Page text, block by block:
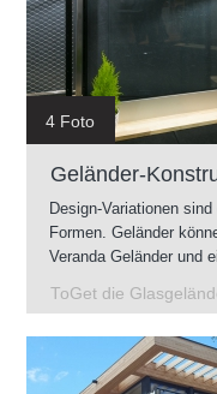
4 Foto
Geländer-
Design-Variationen
Formen. Geländer
Veranda Geländer und
auch im Außenbereich
ToGet die